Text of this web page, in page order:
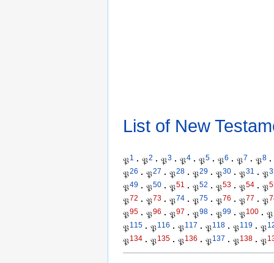
List of New
𝔓1 · 𝔓2 · 𝔓3 · 𝔓4 · 𝔓5 · 𝔓6 · 𝔓7 · 𝔓8 ·
𝔓26 · 𝔓27 · 𝔓28 · 𝔓29 · 𝔓30 · 𝔓31 · 𝔓
𝔓49 · 𝔓50 · 𝔓51 · 𝔓52 · 𝔓53 · 𝔓54 · 𝔓
𝔓72 · 𝔓73 · 𝔓74 · 𝔓75 · 𝔓76 · 𝔓77 · 𝔓
𝔓95 · 𝔓96 · 𝔓97 · 𝔓98 · 𝔓99 · 𝔓100 · 𝔓
𝔓115 · 𝔓116 · 𝔓117 · 𝔓118 · 𝔓119 · 𝔓
𝔓134 · 𝔓135 · 𝔓136 · 𝔓137 · 𝔓138 · 𝔓